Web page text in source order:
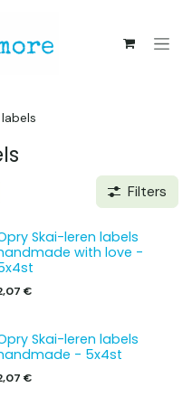
Filters
Skai-leren labels
with love -
€
Skai-leren labels
- 5x4st
€